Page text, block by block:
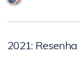
2021: